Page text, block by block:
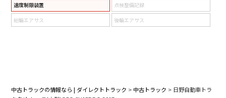
速度制限装置
点検整備記録
総輪エアサス
後輪エアサス
中古トラックの情報なら | ダイレクトトラック > 中古トラック > 日野自動車トラ